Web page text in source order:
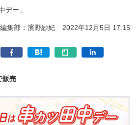
デー」
編集部：濱野紗妃 2022年12月5日 17:15
販売